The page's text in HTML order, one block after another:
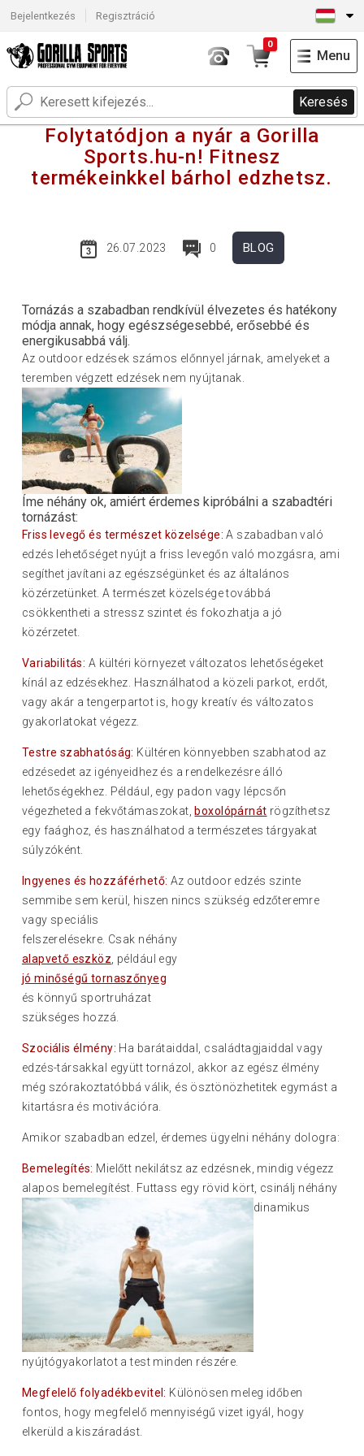
Bejelentkezés Regisztráció
Keresés
0
Menu
Folytatódjon a nyár a Gorilla
Sports.hu-n! Fitnesz
termékeinkkel bárhol edzhetsz.
26.07.2023 0 BLOG
Tornázás a szabadban rendkívül élvezetes és hatékony
módja annak, hogy egészségesebbé, erősebbé és
energikusabbá válj.
Az outdoor edzések számos előnnyel járnak, amelyeket a
teremben végzett edzések nem nyújtanak.
Íme néhány ok, amiért érdemes kipróbálni a szabadtéri
tornázást:
Friss levegő és természet közelsége: A szabadban való
edzés lehetőséget nyújt a friss levegőn való mozgásra, ami
segíthet javítani az egészségünket és az általános
közérzetünket. A természet közelsége továbbá
csökkentheti a stressz szintet és fokozhatja a jó
közérzetet.
Variabilitás: A kültéri környezet változatos lehetőségeket
kínál az edzésekhez. Használhatod a közeli parkot, erdőt,
vagy akár a tengerpartot is, hogy kreatív és változatos
gyakorlatokat végezz.
Testre szabhatóság: Kültéren könnyebben szabhatod az
edzésedet az igényeidhez és a rendelkezésre álló
lehetőségekhez. Például, egy padon vagy lépcsőn
végezheted a fekvőtámaszokat, boxolópárnát rögzíthetsz
egy faághoz, és használhatod a természetes tárgyakat
súlyzóként.
Ingyenes és hozzáférhető: Az outdoor edzés szinte
semmibe sem kerül, hiszen nincs szükség edzőteremre
vagy speciális
felszerelésekre. Csak néhány
alapvető eszköz , például egy
jó minőségű tornaszőnyeg
és könnyű sportruházat
szükséges hozzá.
Szociális élmény: Ha barátaiddal, családtagjaiddal vagy
edzés-társakkal együtt tornázol, akkor az egész élmény
még szórakoztatóbbá válik, és ösztönözhetitek egymást a
kitartásra és motivációra.
Amikor szabadban edzel, érdemes ügyelni néhány dologra:
Bemelegítés: Mielőtt nekilátsz az edzésnek, mindig végezz
alapos bemelegítést. Futtass egy rövid kört, csinálj néhány
dinamikus
nyújtógyakorlatot a test minden részére.
Megfelelő folyadékbevitel: Különösen meleg időben
fontos, hogy megfelelő mennyiségű vizet igyál, hogy
elkerüld a kiszáradást.